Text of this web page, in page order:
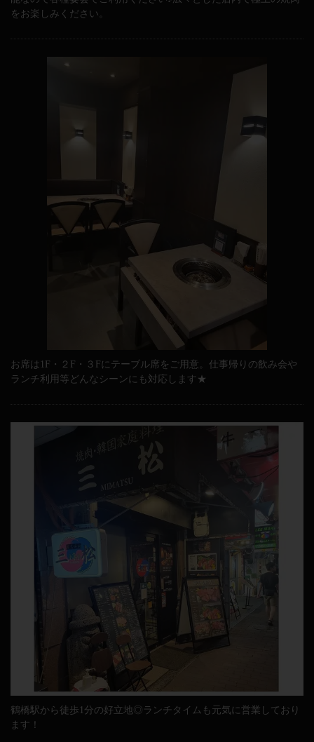
をお楽しみください。
お席は1F・２F・３Fにテーブル席をご用意。仕事帰りの飲み会や
ランチ利用等どんなシーンにも対応します★
鶴橋駅から徒歩1分の好立地◎ランチタイムも元気に営業しており
ます！